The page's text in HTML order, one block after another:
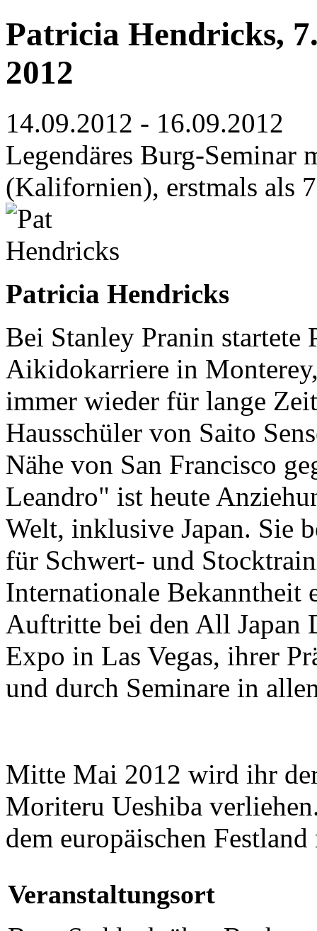
Patricia Hendricks,
2012
14.09.2012 - 16.09.2012
Legendäres Burg-Seminar
(Kalifornien), erstmals als
Patricia Hendricks
Bei Stanley Pranin startete
Aikidokarriere in
immer wieder für lange
Hausschüler von Saito
Nähe von San Francisco
Leandro" ist heute
Welt, inklusive Japan. Sie
für Schwert- und
Internationale Bekanntheit
Auftritte bei den All Japan
Expo in Las Vegas, ihrer
und durch Seminare in
Mitte Mai 2012 wird ihr
Moriteru Ueshiba
dem europäischen
Veranstaltungsort